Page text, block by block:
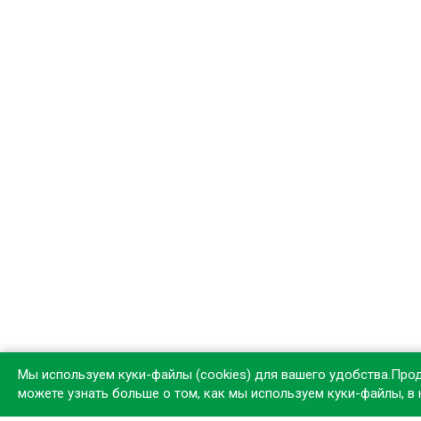
Мы используем куки-файлы (cookies) для вашего
можете узнать больше о том, как мы используем куки-файлы, в